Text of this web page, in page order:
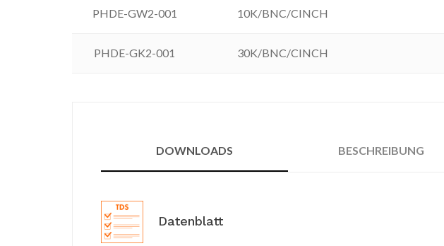
PHDE-GW2-001 10K/BNC/CINCH
PHDE-GK2-001 30K/BNC/CINCH
DOWNLOADS BESCHREIBUNG
Datenblatt